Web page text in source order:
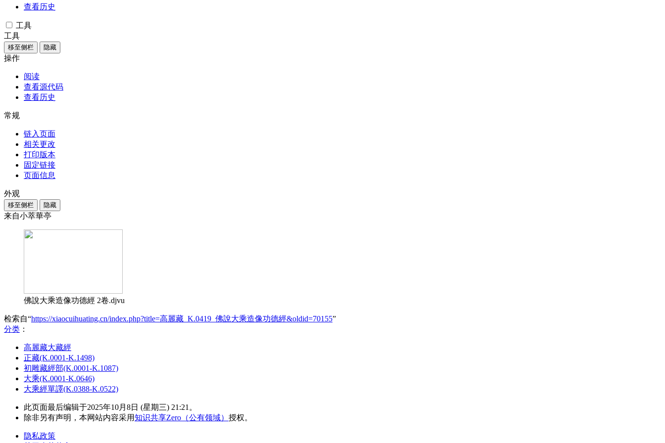
查看历史
工具
工具
移至侧栏 隐藏
操作
阅读
查看源代码
查看历史
常规
链入页面
相关更改
打印版本
固定链接
页面信息
外观
移至侧栏 隐藏
来自小萃華亭
佛說大乘造像功德經 2卷.djvu
检索自“https://xiaocuihuating.cn/index.php?title=高麗藏_K.0419_佛說大乘造像功德經&oldid=70155”
分类 ：​
高麗藏大藏經
正藏(K.0001-K.1498)
初雕藏經部(K.0001-K.1087)
大乘(K.0001-K.0646)
大乘經單譯(K.0388-K.0522)
此页面最后编辑于2025年10月8日 (星期三) 21:21。
除非另有声明，本网站内容采用知识共享Zero（公有领域） 授权。
隐私政策